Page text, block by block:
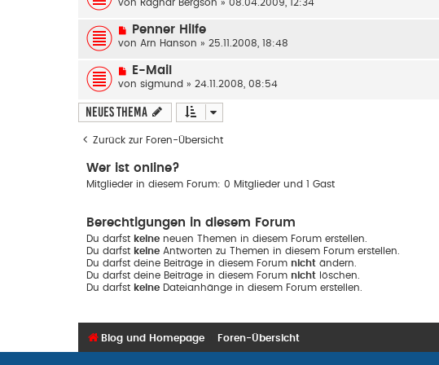
von Ragnar Bergson » 08.04.2009, 12:34
Penner Hilfe
von Arn Hanson » 25.11.2008, 18:48
E-Mail
von sigmund » 24.11.2008, 08:54
Neues Thema
Zurück zur Foren-Übersicht
Wer ist online?
Mitglieder in diesem Forum: 0 Mitglieder und 1 Gast
Berechtigungen in diesem Forum
Du darfst keine neuen Themen in diesem Forum erstellen.
Du darfst keine Antworten zu Themen in diesem Forum erstellen.
Du darfst deine Beiträge in diesem Forum nicht ändern.
Du darfst deine Beiträge in diesem Forum nicht löschen.
Du darfst keine Dateianhänge in diesem Forum erstellen.
Blog und Homepage Foren-Übersicht